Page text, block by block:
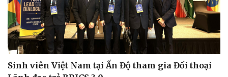
Sinh viên Việt Nam tại Ấn Độ tham gia Đối thoại